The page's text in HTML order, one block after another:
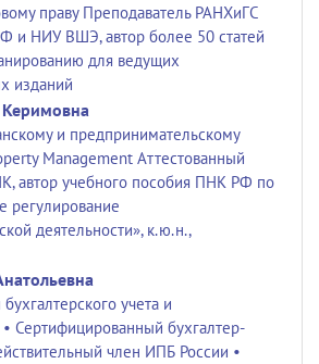
праву Преподаватель РАНХиГС
и НИУ ВШЭ, автор более 50 статей
для ведущих
изданий
и предпринимательскому
Management Аттестованный
автор учебного пособия ПНК РФ по
регулирование
деятельности», к.ю.н.,
учета и
Сертифицированный бухгалтер-
член ИПБ России •